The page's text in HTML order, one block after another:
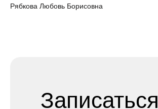
Рябкова Любовь Борисовна
Записаться